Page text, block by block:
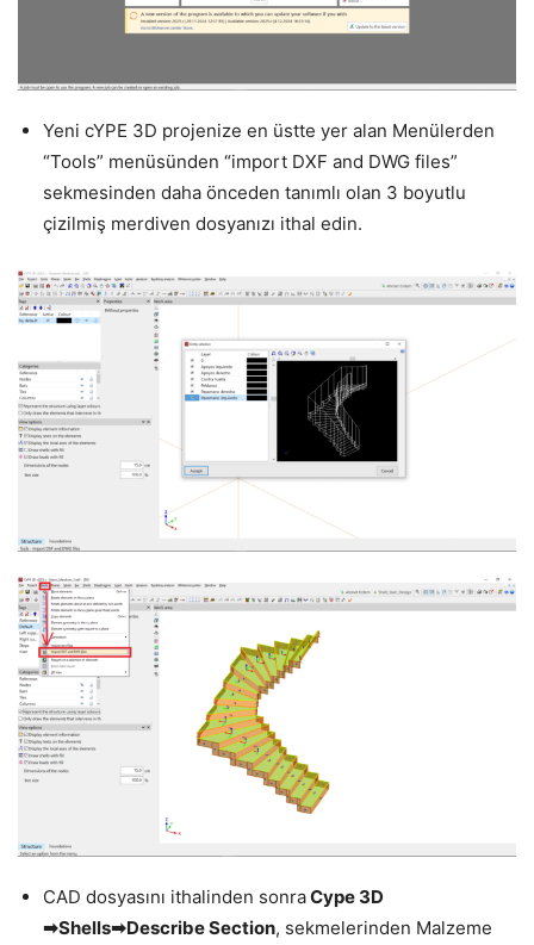
Yeni cYPE 3D projenize en üstte yer alan Menülerden
“Tools” menüsünden “import DXF and DWG files”
sekmesinden daha önceden tanımlı olan 3 boyutlu
çizilmiş merdiven dosyanızı ithal edin.
CAD dosyasını ithalinden sonraCype 3D
➡Shells➡Describe Section, sekmelerinden Malzeme